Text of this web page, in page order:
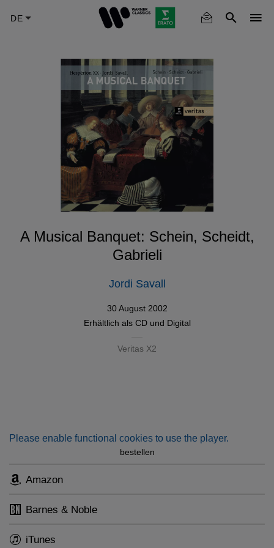
A Musical Banquet: Schein, Scheidt,
Gabrieli
Jordi Savall
30 August 2002
Erhältlich als CDund Digital
Veritas X2
Please enable functional cookies to use the player.
bestellen
Amazon
Barnes & Noble
iTunes